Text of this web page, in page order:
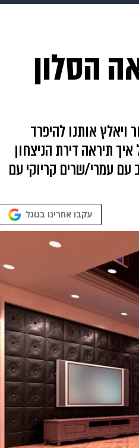
מיוחדים
הסלון
ויאלץ אותנו להיפרד
תיראה דירת הניצחון
עם עמרי/שרים קריוקי עם
עקבו אחרינו בגוגל